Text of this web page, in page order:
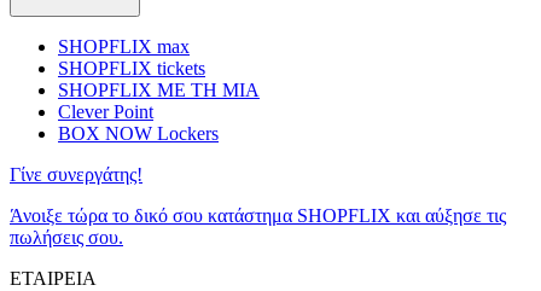
SHOPFLIX max
SHOPFLIX tickets
SHOPFLIX ΜΕ ΤΗ ΜΙΑ
Clever Point
BOX NOW Lockers
Γίνε συνεργάτης!
Άνοιξε τώρα το δικό σου κατάστημα SHOPFLIX και αύξησε τις
πωλήσεις σου.
ΕΤΑΙΡΕΙΑ